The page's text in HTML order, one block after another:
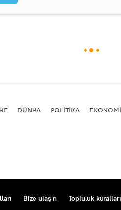
DÜNYA POLİTİKA EKONOMİ
Bize ulaşın Topluluk kuralları